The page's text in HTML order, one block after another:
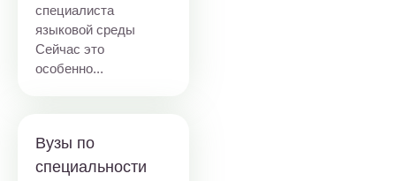
специалиста
языковой среды
Сейчас это
особенно...
Вузы по
специальности